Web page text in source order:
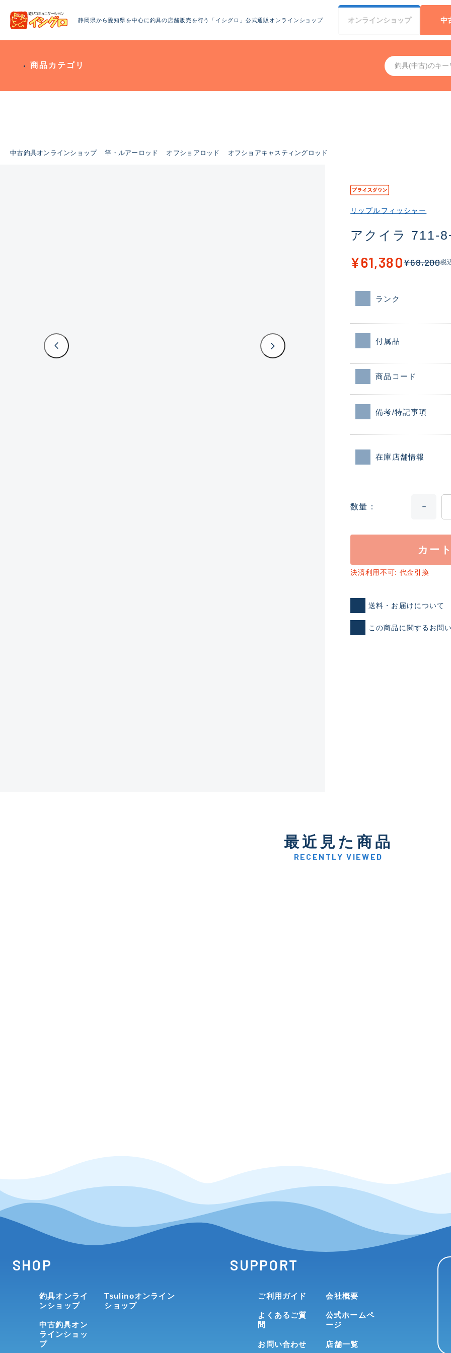
静岡県から愛知県を中心に釣具の店舗販売を行う「イシグロ」公式通販オンラインショップ オンラインショップ 中
商品カテゴリ
中古釣具オンラインショップ 竿・ルアーロッド オフショアロッド オフショアキャスティングロッド
ランクとは？
新古品（メーカー問屋から
C-
かなり使用感があり、全体
い品
リップルフィッシャー
アクイラ 711-
¥61,380¥68,200税
ランク
付属品
商品コード
備考/特記事項
在庫店舗情報
数量
カー
決済利用不可: 代金引換
送料・お届けについて
この商品に関するお問
最近見た商品
RECENTLY VIEWED
SHOP
釣具オンライ
ンショップ
中古釣具オン
ラインショッ
プ
Tsulinoオンライン
ショップ
SUPPORT
ご利用ガイド
よくあるご質
問
お問い合わせ
会社概要
公式ホームペ
ージ
店舗一覧